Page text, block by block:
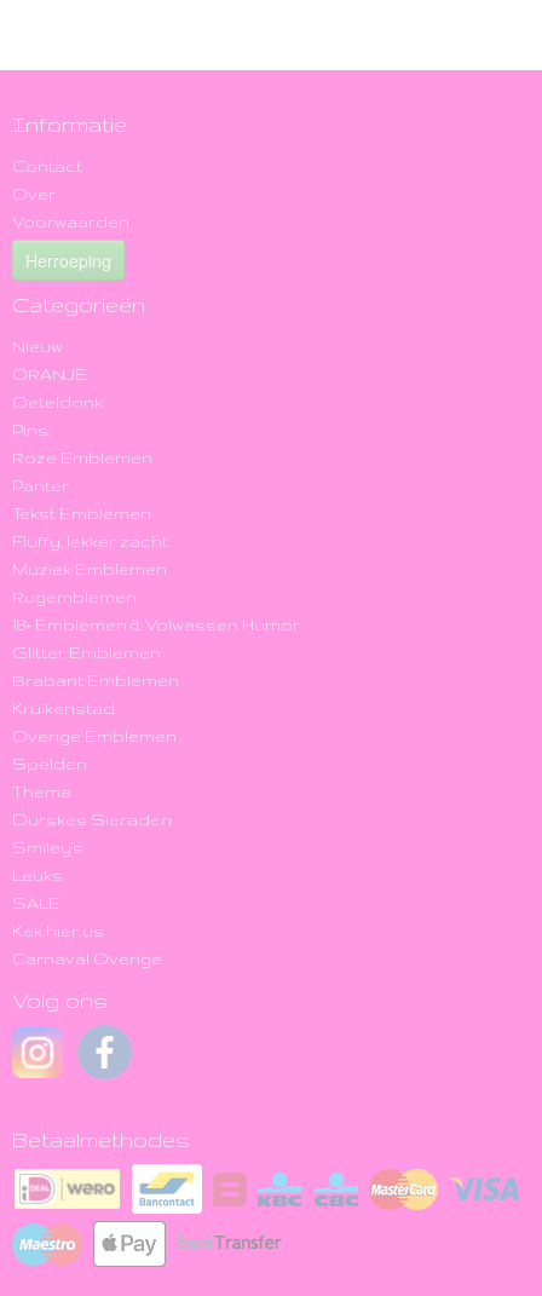
Informatie
Contact
Over
Voorwaarden
Herroeping
Categorieën
Nieuw
ORANJE
Oeteldonk
Pins
Roze Emblemen
Panter
Tekst Emblemen
Fluffy, lekker zacht
Muziek Emblemen
Rugemblemen
18+ Emblemen & Volwassen Humor
Glitter Emblemen
Brabant Emblemen
Kruikenstad
Overige Emblemen
Spelden
Thema
Durskes Sieraden
Smiley's
Leuks
SALE
Kek hier us
Carnaval Overige
Volg ons
Betaalmethodes